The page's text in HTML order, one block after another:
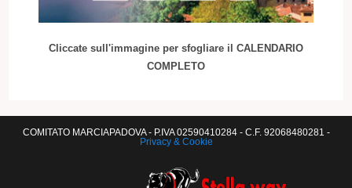
Cliccate sull'immagine per sfogliare il CALENDARIO
COMPLETO
COMITATO MARCIAPADOVA - P.IVA 02590410284 - C.F. 92068480281 -
Privacy & Cookie